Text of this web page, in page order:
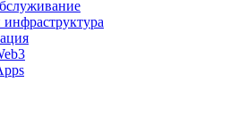
инфраструктура